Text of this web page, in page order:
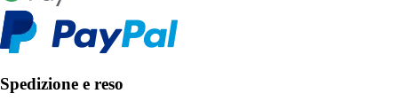
Spedizione e reso